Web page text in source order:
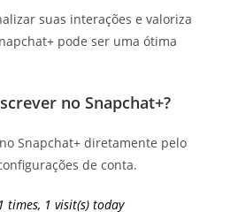
suas interações e valoriza
pode ser uma ótima
no Snapchat+?
Snapchat+ diretamente pelo
de conta.
times, 1 visit(s) today